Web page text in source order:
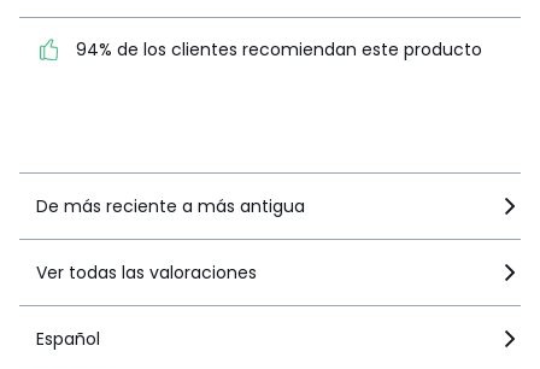
94% de los clientes
94% de los clientes recomiendan este producto
De más reciente a más antigua
Ver todas las valoraciones
Español